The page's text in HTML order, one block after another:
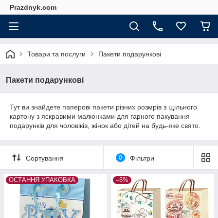
Prazdnyk.com
Товари та послуги Пакети подарункові
Пакети подарункові
Тут ви знайдете паперові пакети різних розмрів з щільного
картону з яскравими малюнками для гарного пакування
подарунків для чоловіків, жінок або дітей на будь-яке свято.
Сортування 0 Фільтри
ОСТАННЯ УПАКОВКА –5%